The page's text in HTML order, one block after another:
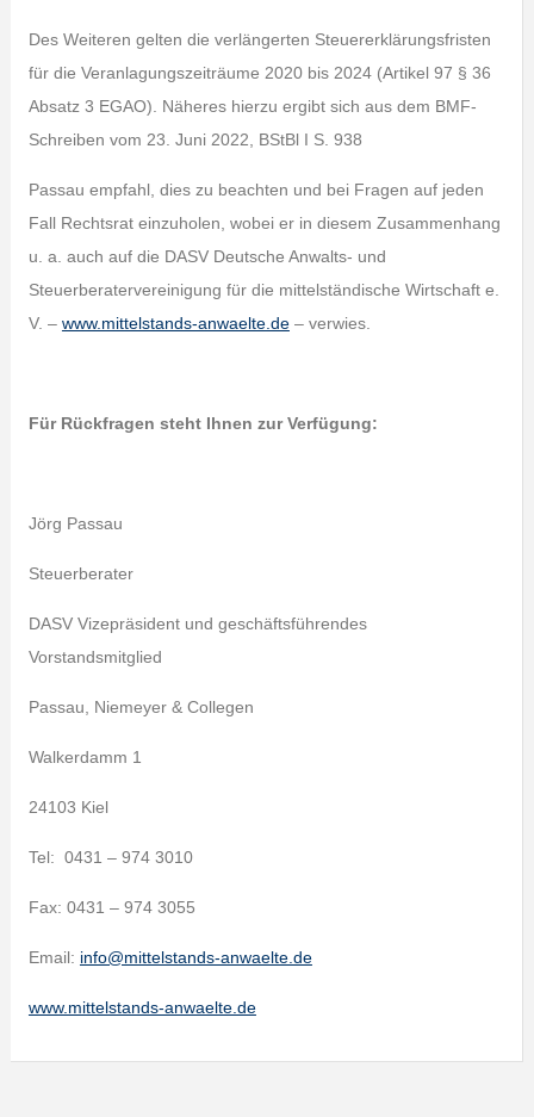
Des Weiteren gelten die verlängerten Steuererklärungsfristen
für die Veranlagungszeiträume 2020 bis 2024 (Artikel 97 § 36
Absatz 3 EGAO). Näheres hierzu ergibt sich aus dem BMF-
Schreiben vom 23. Juni 2022, BStBl I S. 938
Passau empfahl, dies zu beachten und bei Fragen auf jeden
Fall Rechtsrat einzuholen, wobei er in diesem Zusammenhang
u. a. auch auf die DASV Deutsche Anwalts- und
Steuerberatervereinigung für die mittelständische Wirtschaft e.
V. – www.mittelstands-anwaelte.de– verwies.
Für Rückfragen steht Ihnen zur Verfügung:
Jörg Passau
Steuerberater
DASV Vizepräsident und geschäftsführendes
Vorstandsmitglied
Passau, Niemeyer & Collegen
Walkerdamm 1
24103 Kiel
Tel: 0431 – 974 3010
Fax: 0431 – 974 3055
Email: info@mittelstands-anwaelte.de
www.mittelstands-anwaelte.de